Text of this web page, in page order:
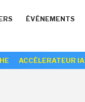
ÉVÉNEMENTS
ACCÉLERATEUR IA